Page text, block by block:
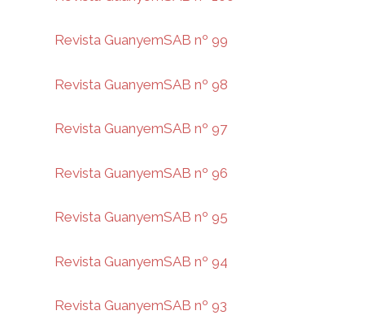
Revista GuanyemSAB nº 99
Revista GuanyemSAB nº 98
Revista GuanyemSAB nº 97
Revista GuanyemSAB nº 96
Revista GuanyemSAB nº 95
Revista GuanyemSAB nº 94
Revista GuanyemSAB nº 93